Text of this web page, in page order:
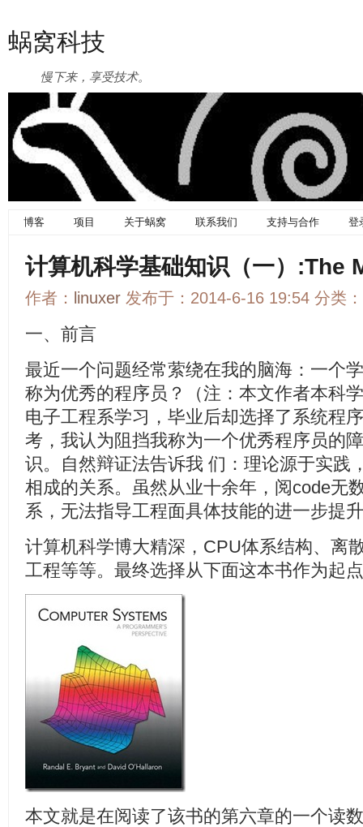
蜗窝科技
慢下来，享受技术。
博客 项目 关于蜗窝 联系我们 支持与合作 登
计算机科学基础知识（一）:The
作者： linuxer 发布于：2014-6-16 19:54 分类：
一、前言
最近一个问题经常萦绕在我的脑海：一个
称为优秀的程序员？（注：本文作者本科
电子工程系学习，毕业后却选择了系统程
考，我认为阻挡我称为一个优秀程序员的
识。自然辩证法告诉我 们：理论源于实践
相成的关系。虽然从业十余年，阅code无
系，无法指导工程面具体技能的进一步提
计算机科学博大精深，CPU体系结构、离
工程等等。最终选择从下面这本书作为起
本文就是在阅读了该书的第六章的一个读